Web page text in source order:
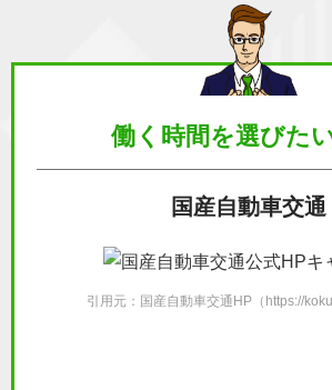
働く時間を選びた
国産自動車交通
引用元：国産自動車交通HP（https://